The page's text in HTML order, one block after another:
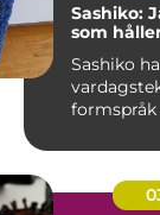
Sashiko:
som
Sashiko